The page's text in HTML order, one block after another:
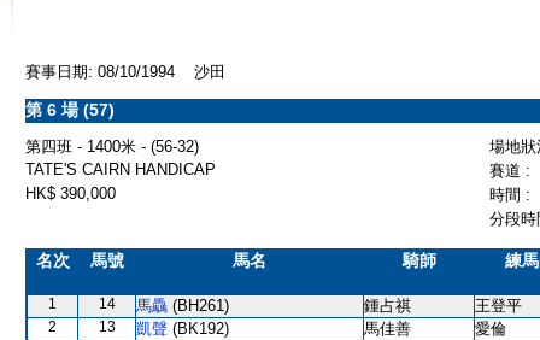
賽事日期: 08/10/1994 沙田
第 6 場 (57)
第四班 - 1400米 - (56-32)
場地
TATE'S CAIRN HANDICAP
賽道 :
HK$ 390,000
時間 :
分段
名次 馬號 馬名 騎師 練
1 14 馬驫 (BH261) 鍾占祺 王登平
2 13 凱聲 (BK192) 馬佳善 愛倫